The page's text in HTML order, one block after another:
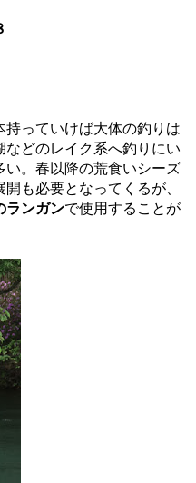
っていけば大体の釣りは
などのレイク系へ釣りにい
い。春以降の荒食いシーズ
も必要となってくるが、
ランガンで使用することが